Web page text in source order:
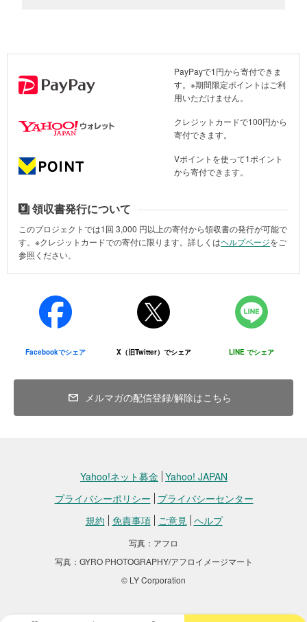
この度の対話会合では「パレスチナ人の団結」を主なテーマに議論
「パレスチナ人の団結」が必要とされている
けでなく、避難を余儀なくされた人々や国外で生活する人々など、
多様な背景を持つ人々が含まれます。そして、今回の会合の開催地
であるヨルダンにも多くのパレスチナ系住民がおり、参加者の中に
はパレスチナを訪れたことのない人もいるなど、パレスチナ人とい
さらにパレスチナ内部でもガザ地区とヨルダン川西岸地区で往来の
制限や政治主体も異なるなど、地理的・政治的な分断が存在し、こ
の内部の分断はパレスチナの和平を実現する上での大きな課題で
す。そのため今回のヨルダンの会合でも、パレスチナ人同士の連携
以下が参加者の発言です（一部抜粋）。
「（ヨルダンに住む自分たちには）パレスチナ領内の人とのコミュ
誤解が生じている。お互いがコミュニケーションを取れる場を作る
「ガザと西岸にいる人、移民・難民として離散したパレスチナ人を
含めた対話を行うことで、共通のアイデンティティを築いていきた
このような当事者の意見をベースに、立場の異なるパレスチナの若
を実現するプラットフォームを引き続き構築していきます。
どうか今後とも温かなご支援を何卒よろしくお願い申し上げます。
活動報告の詳細はこちら」
PayPayで1円から寄付できま
す。※期間限定ポイントはご利
用いただけません。
クレジットカードで100円から
寄付できます。
Vポイントを使って1ポイント
から寄付できます。
領収書発行について
このプロジェクトでは1回 3,000 円以上の寄付から領収書の発行が可能で
す。※クレジットカードでの寄付に限ります。詳しくはヘルプページをご
参照ください。
Facebookでシェア X（旧Twitter）でシェア LINE でシェア
メルマガの配信登録/解除はこちら
Yahoo!ネット募金 Yahoo! JAPAN
プライバシーポリシー プライバシーセンター
規約 免責事項 ご意見 ヘルプ
写真：アフロ
写真：GYRO PHOTOGRAPHY/アフロイメージマート
© LY Corporation